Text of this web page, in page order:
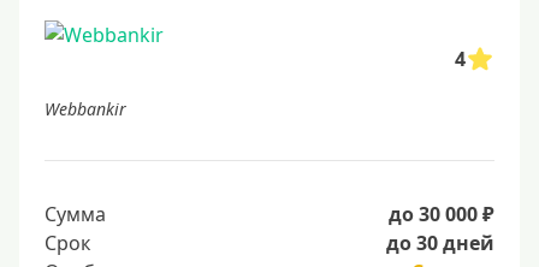
4
Webbankir
Сумма
до 30 000 ₽
Срок
до 30 дней